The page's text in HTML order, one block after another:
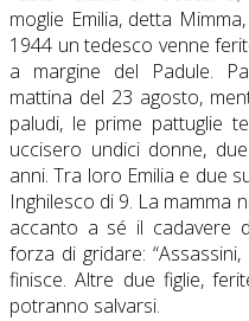
moglie Emilia, detta
1944 un tedesco venne
a margine del Padule.
mattina del 23 agosto,
paludi, le prime pattuglie
uccisero undici donne,
anni. Tra loro Emilia e due
Inghilesco di 9. La mamma
accanto a sé il cadavere
forza di gridare:
finisce. Altre due figlie,
potranno salvarsi.